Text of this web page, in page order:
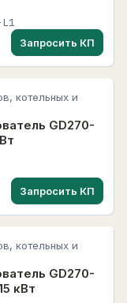
Запросить КП
котельных и
GD270-
Запросить КП
котельных и
GD270-
кВт